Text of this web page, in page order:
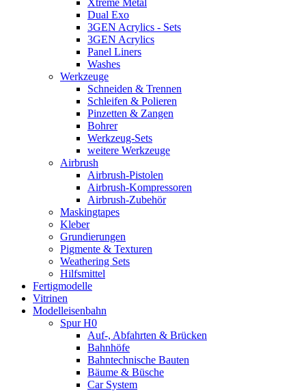
Xtreme Metal
Dual Exo
3GEN Acrylics - Sets
3GEN Acrylics
Panel Liners
Washes
Werkzeuge
Schneiden & Trennen
Schleifen & Polieren
Pinzetten & Zangen
Bohrer
Werkzeug-Sets
weitere Werkzeuge
Airbrush
Airbrush-Pistolen
Airbrush-Kompressoren
Airbrush-Zubehör
Maskingtapes
Kleber
Grundierungen
Pigmente & Texturen
Weathering Sets
Hilfsmittel
Fertigmodelle
Vitrinen
Modelleisenbahn
Spur H0
Auf-, Abfahrten & Brücken
Bahnhöfe
Bahntechnische Bauten
Bäume & Büsche
Car System